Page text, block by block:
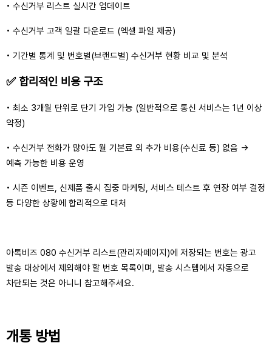
• 수신거부 리스트 실시간 업데이트
• 수신거부 고객 일괄 다운로드 (엑셀 파일 제공)
• 기간별 통계 및 번호별(브랜드별) 수신거부 현황 비교 및 분석
✅ 합리적인 비용 구조
• 최소 3개월 단위로 단기 가입 가능 (일반적으로 통신 서비스는 1년 이상
약정)
• 수신거부 전화가 많아도 월 기본료 외 추가 비용(수신료 등) 없음 →
예측 가능한 비용 운영
• 시즌 이벤트, 신제품 출시 집중 마케팅, 서비스 테스트 후 연장 여부 결정
등 다양한 상황에 합리적으로 대처
아톡비즈 080 수신거부 리스트(관리자페이지)에 저장되는 번호는 광고
발송 대상에서 제외해야 할 번호 목록이며, 발송 시스템에서 자동으로
차단되는 것은 아니니 참고해주세요.
개통 방법